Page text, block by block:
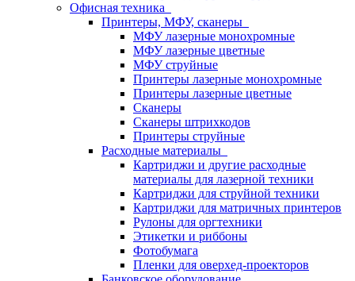
Офисная техника
Принтеры, МФУ, сканеры
МФУ лазерные монохромные
МФУ лазерные цветные
МФУ струйные
Принтеры лазерные монохромные
Принтеры лазерные цветные
Сканеры
Сканеры штрихкодов
Принтеры струйные
Расходные материалы
Картриджи и другие расходные
материалы для лазерной техники
Картриджи для струйной техники
Картриджи для матричных принтеров
Рулоны для оргтехники
Этикетки и риббоны
Фотобумага
Пленки для оверхед-проекторов